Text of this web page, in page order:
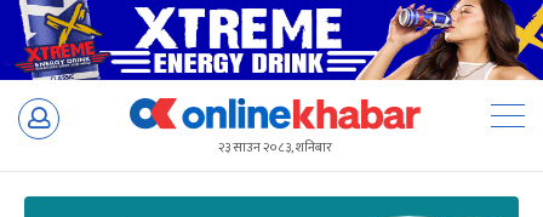
Skip
२३ साउन २०८३, शनिबार